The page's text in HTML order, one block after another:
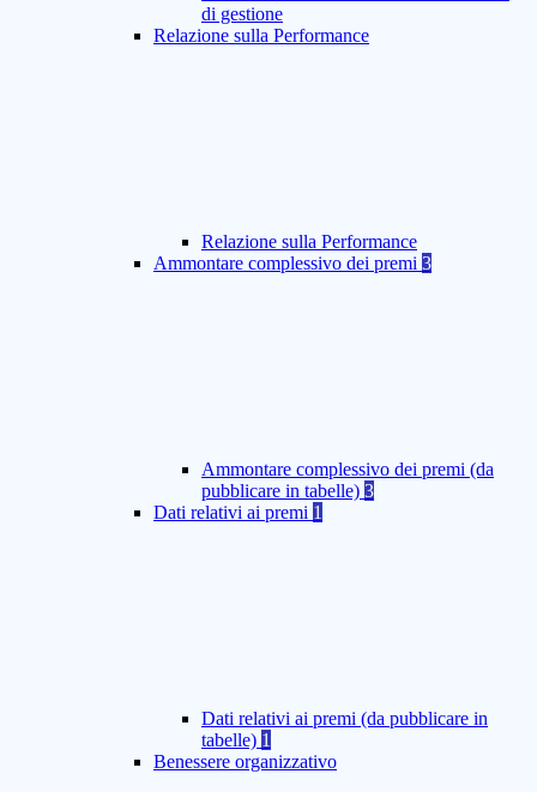
di gestione
Relazione sulla Performance
Relazione sulla Performance
Ammontare complessivo dei premi 3
Ammontare complessivo dei premi (da
pubblicare in tabelle) 3
Dati relativi ai premi 1
Dati relativi ai premi (da pubblicare in
tabelle) 1
Benessere organizzativo